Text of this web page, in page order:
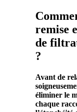
remise
de
?
Avant de
éliminer le
chaque